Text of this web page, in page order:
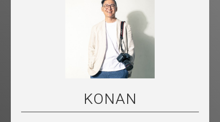
KONAN